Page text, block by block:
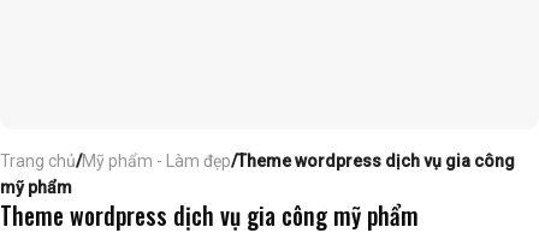
Trang chủ/Mỹ phẩm - Làm đẹp/Theme wordpress dịch vụ gia công
mỹ phẩm
Theme wordpress dịch vụ gia công mỹ phẩm